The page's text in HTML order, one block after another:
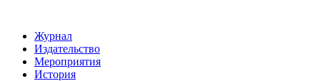
Журнал
Издательство
Мероприятия
История